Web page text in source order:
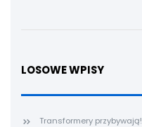
LOSOWE WPISY
Transformery przybywają!